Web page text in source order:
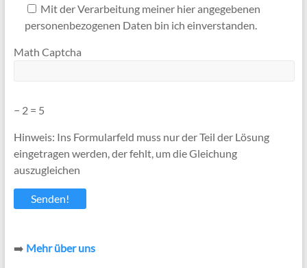
Mit der Verarbeitung meiner hier angegebenen
personenbezogenen Daten bin ich einverstanden.
Math Captcha
− 2 = 5
Hinweis: Ins Formularfeld muss nur der Teil der Lösung
eingetragen werden, der fehlt, um die Gleichung
auszugleichen
➡️ Mehr über uns